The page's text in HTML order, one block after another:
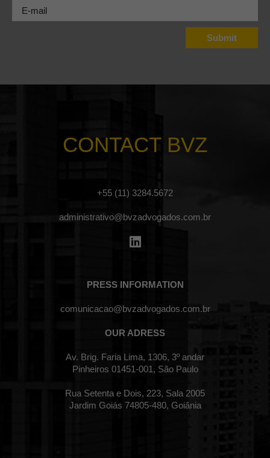
CONTACT BVZ
+55 (11) 3284.5672
administrativo@bvzadvogados.com.br
PRESS INFORMATION
comunicacao@bvzadvogados.com.br
OUR ADRESS
Av. Brig. Faria Lima, 1306, 3º andar
Pinheiros 01451-001, São Paulo
Rua Setenta e Dois, 223, Sala 2005
Jardim Goiás 74805-480, Goiânia